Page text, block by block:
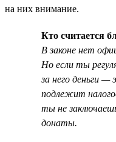
на них внимание.
Кто считается
В законе нет
Но если ты
за него деньги
подлежит
ты не
донаты.